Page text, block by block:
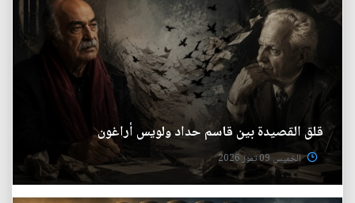
قلق القصيدة بين قاسم حداد ولويس أراغون
الخميس 09 تموز 2026